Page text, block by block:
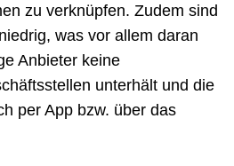
zu verknüpfen. Zudem sind
was vor allem daran
Anbieter keine
unterhält und die
per App bzw. über das